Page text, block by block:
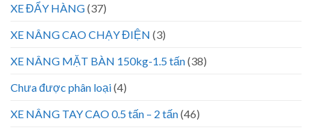
XE ĐẨY HÀNG(37)
XE NÂNG CAO CHẠY ĐIỆN (3)
XE NÂNG MẶT BÀN 150kg-1.5 tấn(38)
Chưa được phân loại(4)
XE NÂNG TAY CAO 0.5 tấn – 2 tấn(46)